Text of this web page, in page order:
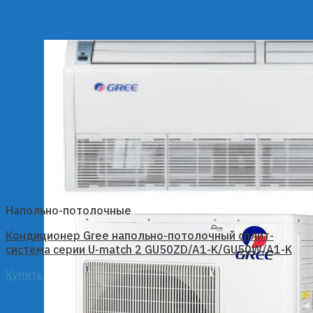
Напольно-потолочные
Кондиционер Gree напольно-потолочный сплит-
система серии U-match 2 GU50ZD/A1-K/GU50W/A1-K
Купить